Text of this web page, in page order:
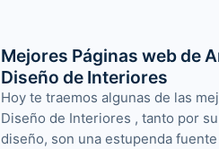
Mejores Páginas web de
Diseño de Interiores
Hoy te traemos algunas de las
Diseño de Interiores , tanto por
diseño, son una estupenda